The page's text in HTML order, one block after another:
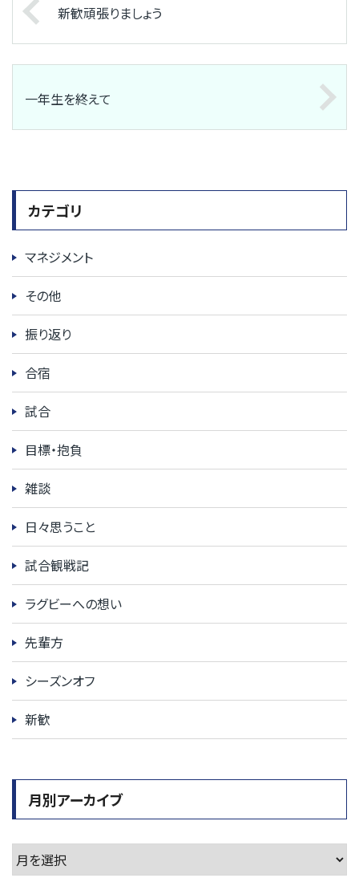
新歓頑張りましょう
一年生を終えて
カテゴリ
マネジメント
その他
振り返り
合宿
試合
目標・抱負
雑談
日々思うこと
試合観戦記
ラグビーへの想い
先輩方
シーズンオフ
新歓
月別アーカイブ